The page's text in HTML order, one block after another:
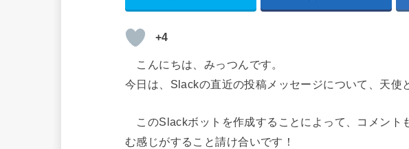
+4
こんにちは、みっつんです。
今日は、Slackの直近の投稿メッセージについて、天使
このSlackボットを作成することによって、コメント
む感じがすること請け合いです！